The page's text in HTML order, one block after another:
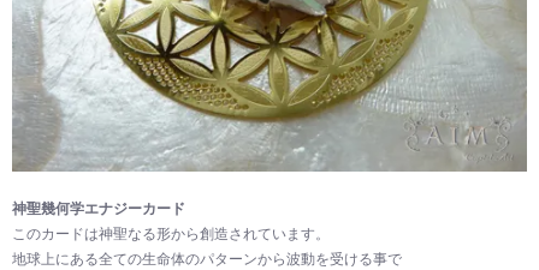
神聖幾何学エナジーカード
このカードは神聖なる形から創造されています。
地球上にある全ての生命体のパターンから波動を受ける事で